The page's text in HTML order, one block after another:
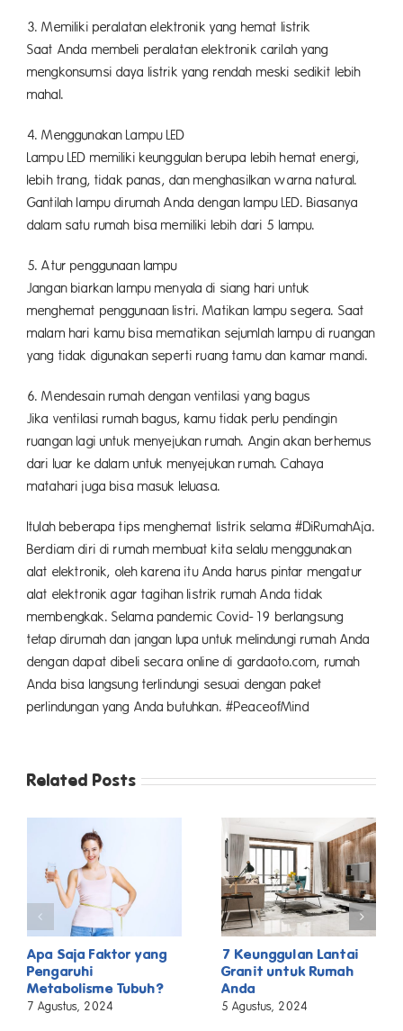
3. Memiliki peralatan elektronik yang hemat listrik
Saat Anda membeli peralatan elektronik carilah yang
mengkonsumsi daya listrik yang rendah meski sedikit lebih
mahal.
4. Menggunakan Lampu LED
Lampu LED memiliki keunggulan berupa lebih hemat energi,
lebih trang, tidak panas, dan menghasilkan warna natural.
Gantilah lampu dirumah Anda dengan lampu LED. Biasanya
dalam satu rumah bisa memiliki lebih dari 5 lampu.
5. Atur penggunaan lampu
Jangan biarkan lampu menyala di siang hari untuk
menghemat penggunaan listri. Matikan lampu segera. Saat
malam hari kamu bisa mematikan sejumlah lampu di ruangan
yang tidak digunakan seperti ruang tamu dan kamar mandi.
6. Mendesain rumah dengan ventilasi yang bagus
Jika ventilasi rumah bagus, kamu tidak perlu pendingin
ruangan lagi untuk menyejukan rumah. Angin akan berhemus
dari luar ke dalam untuk menyejukan rumah. Cahaya
matahari juga bisa masuk leluasa.
Itulah beberapa tips menghemat listrik selama #DiRumahAja.
Berdiam diri di rumah membuat kita selalu menggunakan
alat elektronik, oleh karena itu Anda harus pintar mengatur
alat elektronik agar tagihan listrik rumah Anda tidak
membengkak. Selama pandemic Covid-19 berlangsung
tetap dirumah dan jangan lupa untuk melindungi rumah Anda
dengan dapat dibeli secara online di gardaoto.com, rumah
Anda bisa langsung terlindungi sesuai dengan paket
perlindungan yang Anda butuhkan. #PeaceofMind
Related Posts
Apa Saja Faktor yang
Pengaruhi
Metabolisme Tubuh?
7 Agustus, 2024
7 Keunggulan Lantai
Granit untuk Rumah
Anda
5 Agustus, 2024